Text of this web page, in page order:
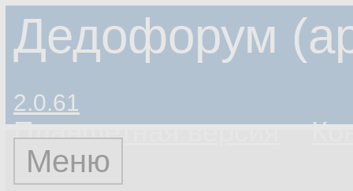
Дедофорум
2.0.61
Планшетная версия
Меню